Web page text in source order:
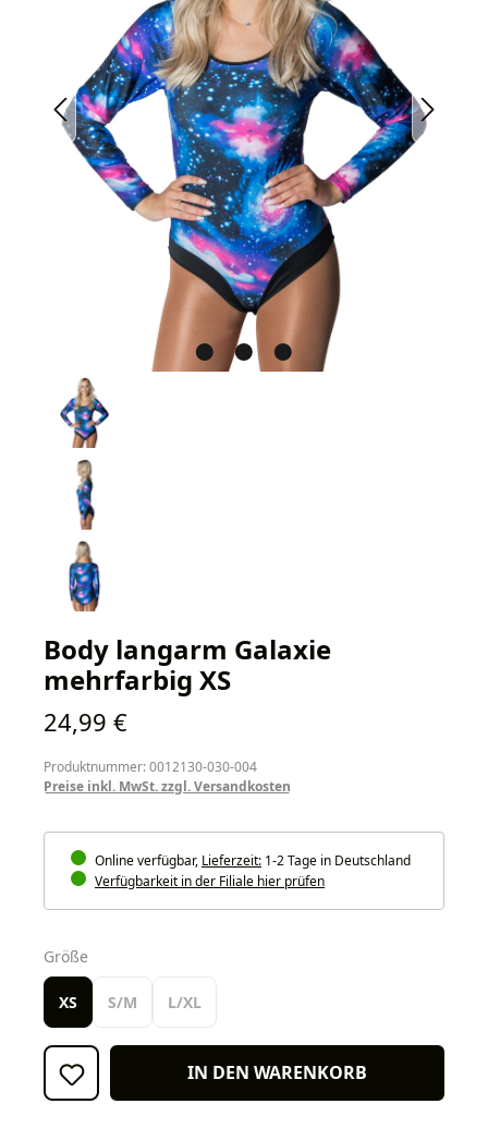
Body langarm Galaxie
mehrfarbig XS
Regulärer Preis:
24,99 €
Produktnummer: 0012130-030-004
Preise inkl. MwSt. zzgl. Versandkosten
Online verfügbar, Lieferzeit: 1-2 Tage in Deutschland
Verfügbarkeit in der Filiale hier prüfen
Größe
XS S/M L/XL
IN DEN WARENKORB